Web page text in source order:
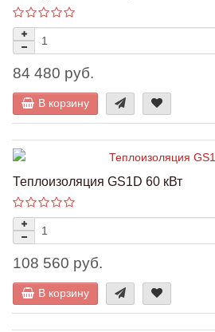
84 480 руб.
В корзину
Теплоизоляция GS1D 60 кВт
108 560 руб.
В корзину